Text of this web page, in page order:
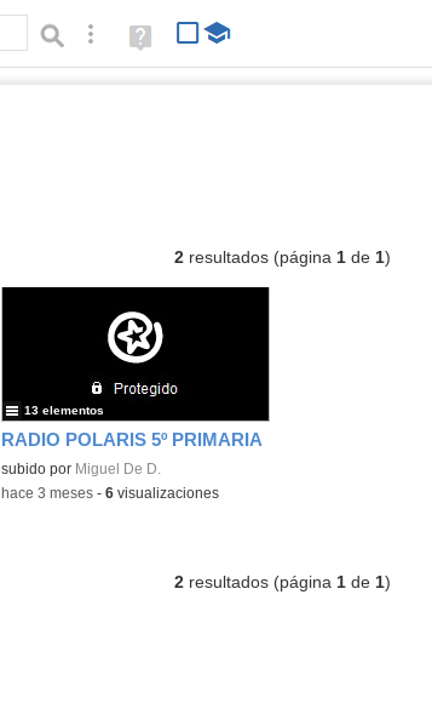
Búsqueda avanzada
Ayuda
(en
2resultados (página 1de 1)
RADIO POLARIS 5º PRIMARIA
subido por Miguel De D.
13 elementos
-hace 3 meses- 6visualizaciones
2resultados (página 1de 1)